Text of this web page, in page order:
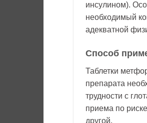
инсулином).
необходимый
адекватной
Способ
Таблетки
препарата
трудности с
приема по
другой.